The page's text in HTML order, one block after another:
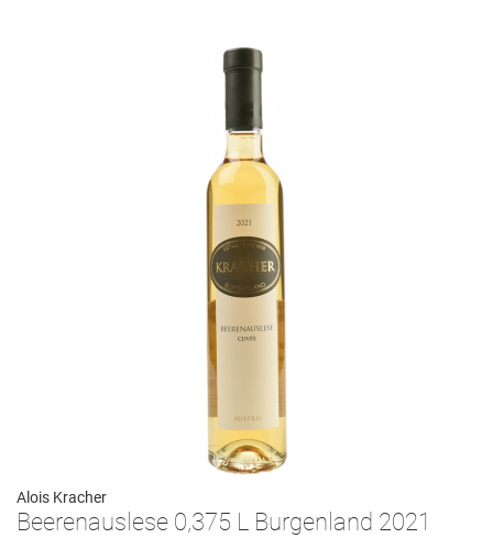
Alois Kracher
Beerenauslese 0,375 L Burgenland 2021